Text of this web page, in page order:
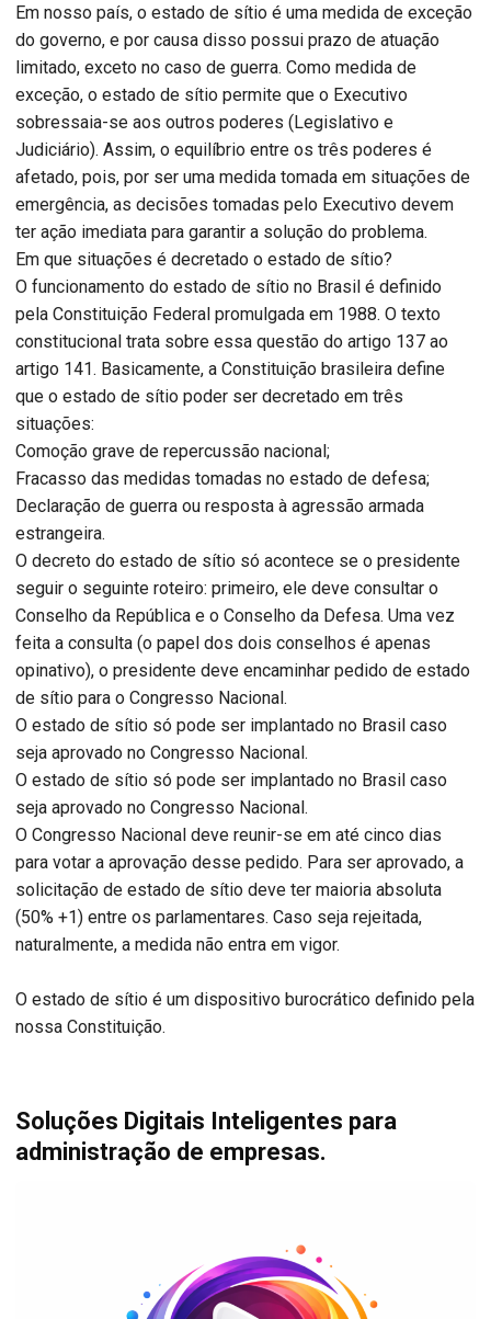
Em nosso país, o estado de sítio é uma medida de exceção
do governo, e por causa disso possui prazo de atuação
limitado, exceto no caso de guerra. Como medida de
exceção, o estado de sítio permite que o Executivo
sobressaia-se aos outros poderes (Legislativo e
Judiciário). Assim, o equilíbrio entre os três poderes é
afetado, pois, por ser uma medida tomada em situações de
emergência, as decisões tomadas pelo Executivo devem
ter ação imediata para garantir a solução do problema.
Em que situações é decretado o estado de sítio?
O funcionamento do estado de sítio no Brasil é definido
pela Constituição Federal promulgada em 1988. O texto
constitucional trata sobre essa questão do artigo 137 ao
artigo 141. Basicamente, a Constituição brasileira define
que o estado de sítio poder ser decretado em três
situações:
Comoção grave de repercussão nacional;
Fracasso das medidas tomadas no estado de defesa;
Declaração de guerra ou resposta à agressão armada
estrangeira.
O decreto do estado de sítio só acontece se o presidente
seguir o seguinte roteiro: primeiro, ele deve consultar o
Conselho da República e o Conselho da Defesa. Uma vez
feita a consulta (o papel dos dois conselhos é apenas
opinativo), o presidente deve encaminhar pedido de estado
de sítio para o Congresso Nacional.
O estado de sítio só pode ser implantado no Brasil caso
seja aprovado no Congresso Nacional.
O estado de sítio só pode ser implantado no Brasil caso
seja aprovado no Congresso Nacional.
O Congresso Nacional deve reunir-se em até cinco dias
para votar a aprovação desse pedido. Para ser aprovado, a
solicitação de estado de sítio deve ter maioria absoluta
(50% +1) entre os parlamentares. Caso seja rejeitada,
naturalmente, a medida não entra em vigor.
O estado de sítio é um dispositivo burocrático definido pela
nossa Constituição.
Soluções Digitais Inteligentes para
administração de empresas.